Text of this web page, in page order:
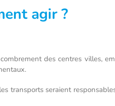
agir ?
des centres villes,
transports seraient